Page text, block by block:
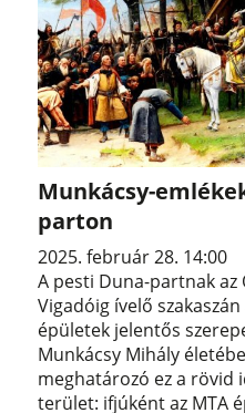
Munkácsy-
parton
2025. február 28. 14:00
A pesti Duna-partnak az
Vigadóig ívelő
épületek jelentős
Munkácsy Mihály
meghatározó ez a rövid
terület: ifjúként az MTA